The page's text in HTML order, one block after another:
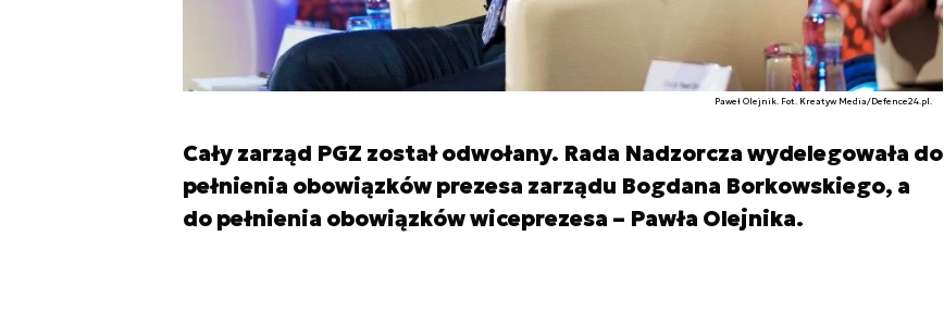
Paweł Olejnik. Fot. Kreatyw Media/Defence24.pl.
Cały zarząd PGZ został odwołany. Rada Nadzorcza wydelegowała do
pełnienia obowiązków prezesa zarządu Bogdana Borkowskiego, a
do pełnienia obowiązków wiceprezesa – Pawła Olejnika.